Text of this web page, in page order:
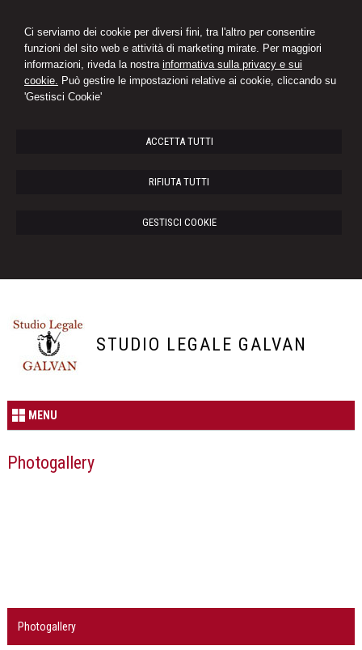
Ci serviamo dei cookie per diversi fini, tra l'altro per consentire
funzioni del sito web e attività di marketing mirate. Per maggiori
informazioni, riveda la nostra informativa sulla privacy e sui
cookie. Può gestire le impostazioni relative ai cookie, cliccando su
'Gestisci Cookie'
ACCETTA TUTTI
RIFIUTA TUTTI
GESTISCI COOKIE
STUDIO LEGALE GALVAN
MENU
Photogallery
Photogallery